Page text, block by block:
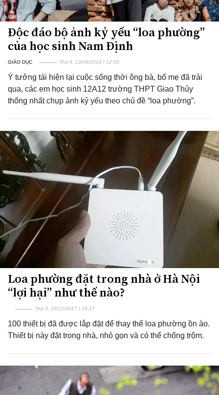
Độc đáo bộ ảnh kỷ yếu “loa phường”
của học sinh Nam Định
GIÁO DỤC Thứ 4, 13/06/2018 | 12:50
Ý tưởng tái hiện lại cuộc sống thời ông bà, bố mẹ đã trải
qua, các em học sinh 12A12 trường THPT Giao Thủy
thống nhất chụp ảnh kỷ yếu theo chủ đề “loa phường”.
Loa phường đặt trong nhà ở Hà Nội
“lợi hại” như thế nào?
Thứ 3, 19/12/2017 | 16:17
100 thiết bị đã được lắp đặt để thay thế loa phường ồn ào.
Thiết bị này đặt trong nhà, nhỏ gọn và có thể chống trộm.